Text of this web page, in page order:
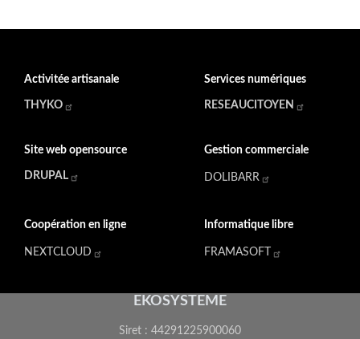
Activitée artisanale
THYKO
Services numériques
RESEAUCITOYEN
Site web opensource
DRUPAL
Gestion commerciale
DOLIBARR
Coopération en ligne
NEXTCLOUD
Informatique libre
FRAMASOFT
EKOSYSTEME
Siret : 44291225900060